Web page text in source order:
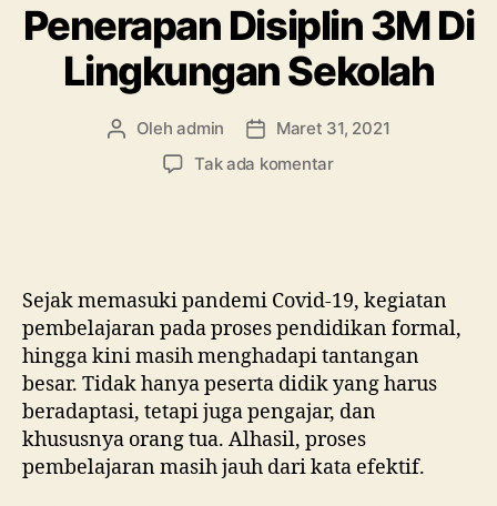
Penerapan Disiplin 3M Di
Lingkungan Sekolah
Penulis
artikel
Olehadmin
Tanggal
artikel
Maret 31, 2021
Tak ada komentarpada
Sekolah
Sejak memasuki pandemi Covid-19, kegiatan
pembelajaran pada proses pendidikan formal,
hingga kini masih menghadapi tantangan
besar. Tidak hanya peserta didik yang harus
beradaptasi, tetapi juga pengajar, dan
khususnya orang tua. Alhasil, proses
pembelajaran masih jauh dari kata efektif.